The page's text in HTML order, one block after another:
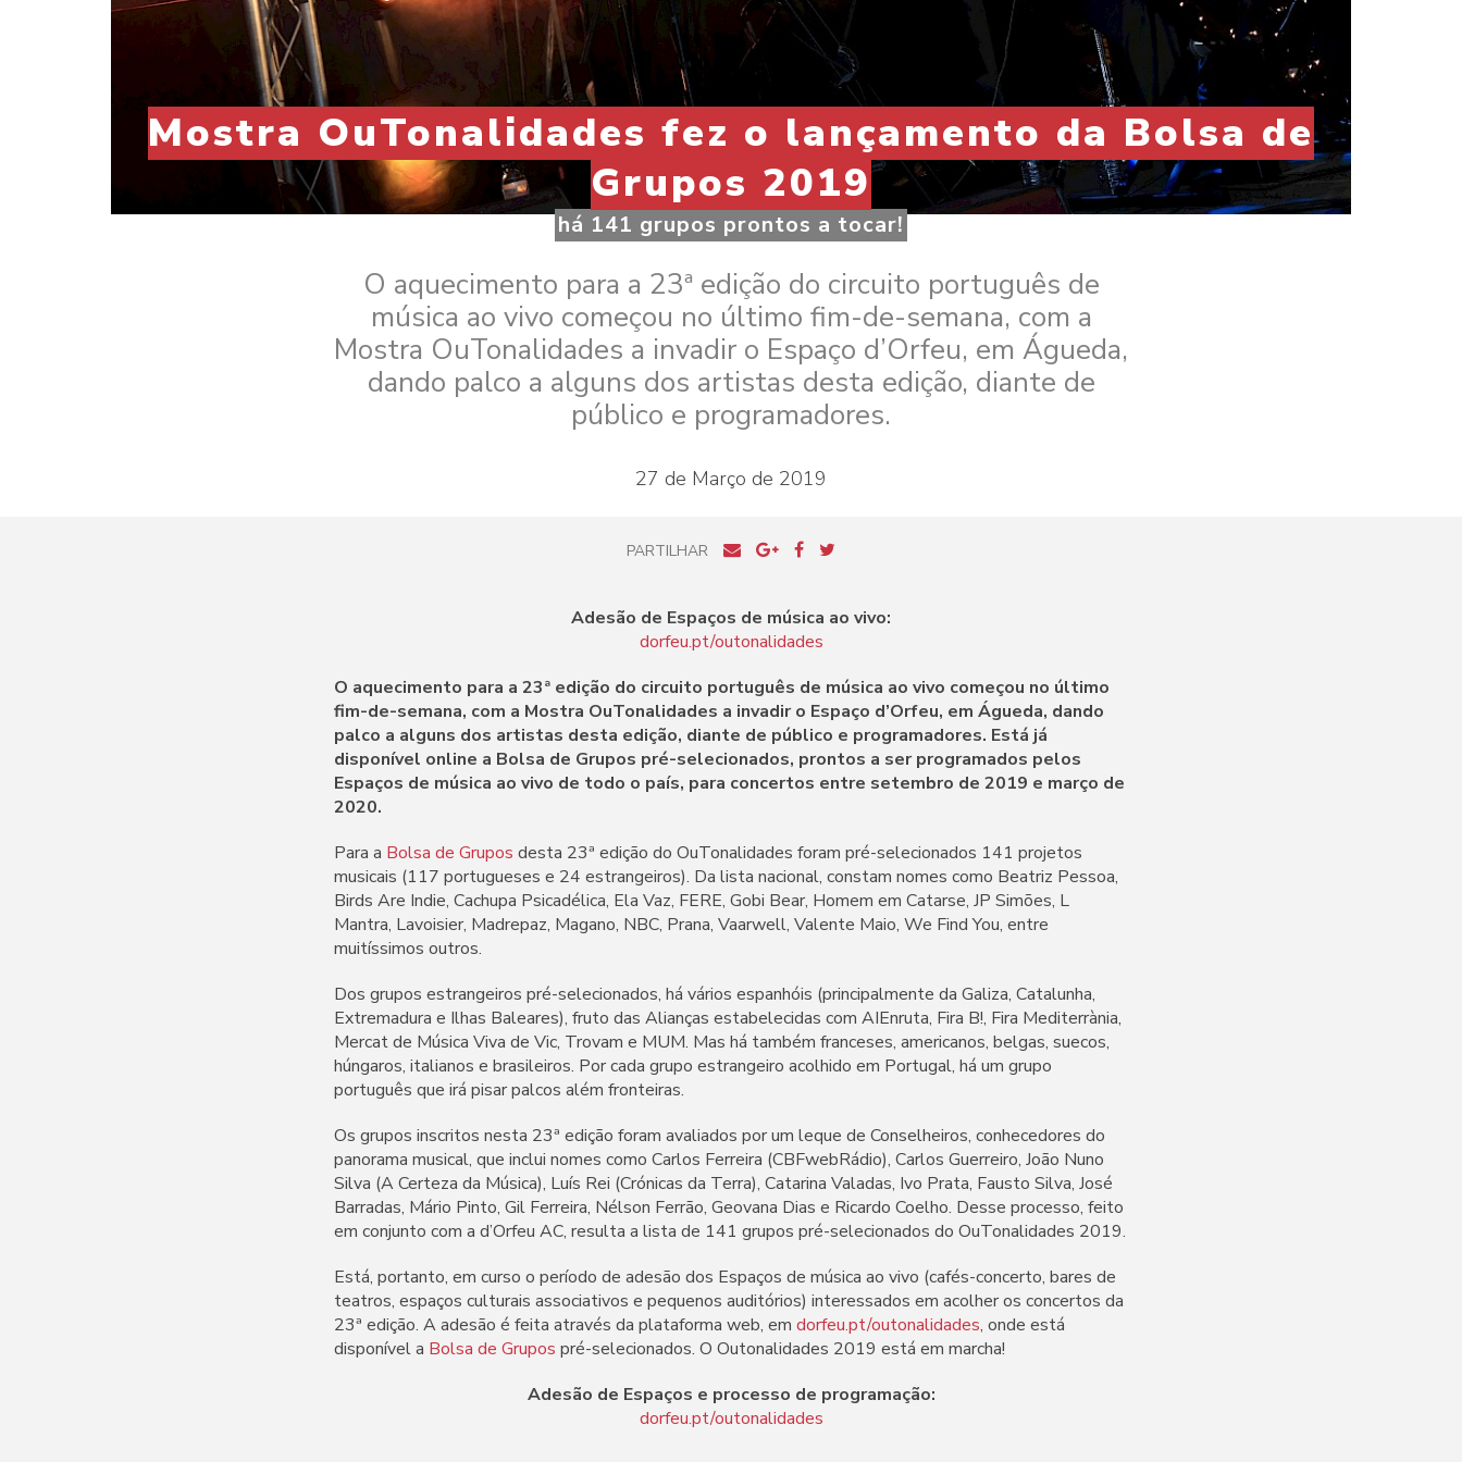
Mostra OuTonalidades fez o lançamento da Bolsa de
Grupos 2019
há 141 grupos prontos a tocar!
O aquecimento para a 23ª edição do circuito português de
música ao vivo começou no último fim-de-semana, com a
Mostra OuTonalidades a invadir o Espaço d’Orfeu, em Águeda,
dando palco a alguns dos artistas desta edição, diante de
público e programadores.
27 de Março de 2019
PARTILHAR
Adesão de Espaços de música ao vivo:
dorfeu.pt/outonalidades
O aquecimento para a 23ª edição do circuito português de música ao vivo começou no último
fim-de-semana, com a Mostra OuTonalidades a invadir o Espaço d’Orfeu, em Águeda, dando
palco a alguns dos artistas desta edição, diante de público e programadores. Está já
disponível online a Bolsa de Grupos pré-selecionados, prontos a ser programados pelos
Espaços de música ao vivo de todo o país, para concertos entre setembro de 2019 e março de
2020.
Para a Bolsa de Grupos desta 23ª edição do OuTonalidades foram pré-selecionados 141 projetos
musicais (117 portugueses e 24 estrangeiros). Da lista nacional, constam nomes como Beatriz Pessoa,
Birds Are Indie, Cachupa Psicadélica, Ela Vaz, FERE, Gobi Bear, Homem em Catarse, JP Simões, L
Mantra, Lavoisier, Madrepaz, Magano, NBC, Prana, Vaarwell, Valente Maio, We Find You, entre
muitíssimos outros.
Dos grupos estrangeiros pré-selecionados, há vários espanhóis (principalmente da Galiza, Catalunha,
Extremadura e Ilhas Baleares), fruto das Alianças estabelecidas com AIEnruta, Fira B!, Fira Mediterrània,
Mercat de Música Viva de Vic, Trovam e MUM. Mas há também franceses, americanos, belgas, suecos,
húngaros, italianos e brasileiros. Por cada grupo estrangeiro acolhido em Portugal, há um grupo
português que irá pisar palcos além fronteiras.
Os grupos inscritos nesta 23ª edição foram avaliados por um leque de Conselheiros, conhecedores do
panorama musical, que inclui nomes como Carlos Ferreira (CBFwebRádio), Carlos Guerreiro, João Nuno
Silva (A Certeza da Música), Luís Rei (Crónicas da Terra), Catarina Valadas, Ivo Prata, Fausto Silva, José
Barradas, Mário Pinto, Gil Ferreira, Nélson Ferrão, Geovana Dias e Ricardo Coelho. Desse processo, feito
em conjunto com a d’Orfeu AC, resulta a lista de 141 grupos pré-selecionados do OuTonalidades 2019.
Está, portanto, em curso o período de adesão dos Espaços de música ao vivo (cafés-concerto, bares de
teatros, espaços culturais associativos e pequenos auditórios) interessados em acolher os concertos da
23ª edição. A adesão é feita através da plataforma web, em dorfeu.pt/outonalidades, onde está
disponível a Bolsa de Grupos pré-selecionados. O Outonalidades 2019 está em marcha!
Adesão de Espaços e processo de programação:
dorfeu.pt/outonalidades